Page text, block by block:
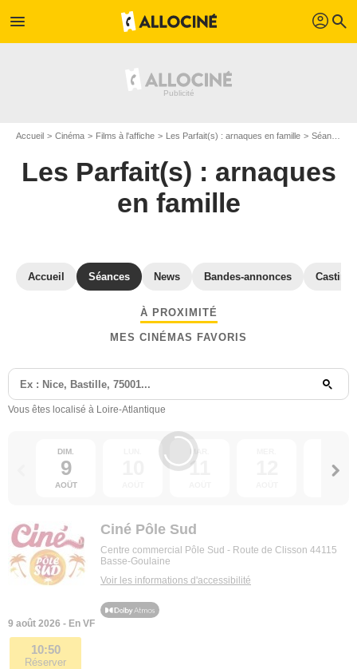
menu profil search
Accueil Cinéma Films à l'affiche Les Parfait(s) : arnaques en famille Séances cinéma Les Parfait(s) : arnaques en famille
Les Parfait(s) : arnaques
en famille
Accueil Séances News Bandes-annonces Casting
À PROXIMITÉ
MES CINÉMAS FAVORIS
Vous êtes localisé à Loire-Atlantique
DIM.
9
AOÛT
11 13
Ciné Pôle Sud
Centre commercial Pôle Sud - Route de Clisson 44115
Basse-Goulaine
Voir les informations d'accessibilité
9 août 2026 - En VF
10:50
Réserver